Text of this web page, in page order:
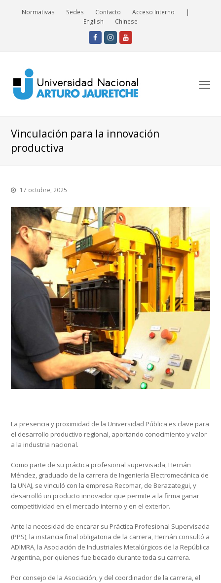
Normativas Sedes Contacto Acceso Interno
|
English
Chinese
Facebook
Instagram
Youtube
Vinculación para la innovación
productiva
17 octubre, 2025
La presencia y proximidad de la Universidad Pública es clave para
el desarrollo productivo regional, aportando conocimiento y valor
a la industria nacional.
Como parte de su práctica profesional supervisada, Hernán
Méndez, graduado de la carrera de Ingeniería Electromecánica de
la UNAJ, se vinculó con la empresa Recomar, de Berazategui, y
desarrolló un producto innovador que permite a la firma ganar
competitividad en el mercado interno y en el exterior.
Ante la necesidad de encarar su Práctica Profesional Supervisada
(PPS), la instancia final obligatoria de la carrera, Hernán consultó a
ADIMRA, la Asociación de Industriales Metalúrgicos de la República
Argentina, por quienes fue becado durante toda su carrera.
Por consejo de la Asociación, y del coordinador de la carrera, el